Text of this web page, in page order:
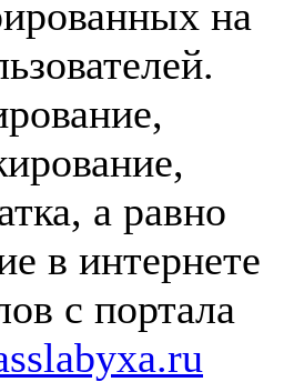
на
а равно
в интернете
с портала